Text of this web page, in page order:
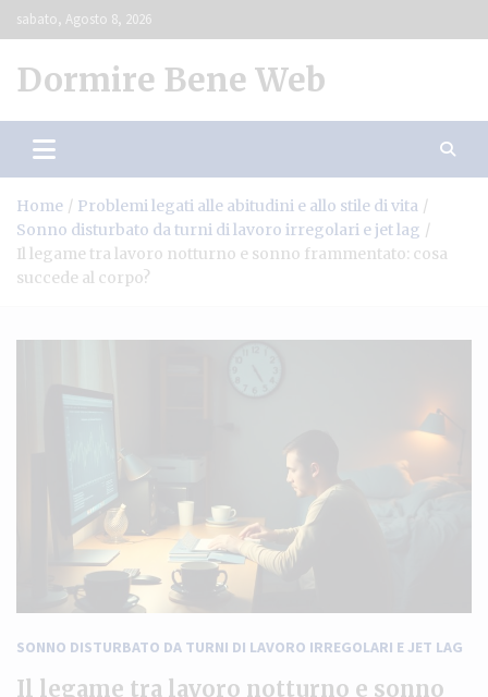
Skip
to
sabato, Agosto 8, 2026
Dormire Bene Web
Home
Problemi legati alle abitudini e allo stile di vita
Sonno disturbato da turni di lavoro irregolari e jet lag
Il legame tra lavoro notturno e sonno frammentato: cosa
succede al corpo?
SONNO DISTURBATO DA TURNI DI LAVORO IRREGOLARI E JET LAG
Il legame tra lavoro notturno e sonno